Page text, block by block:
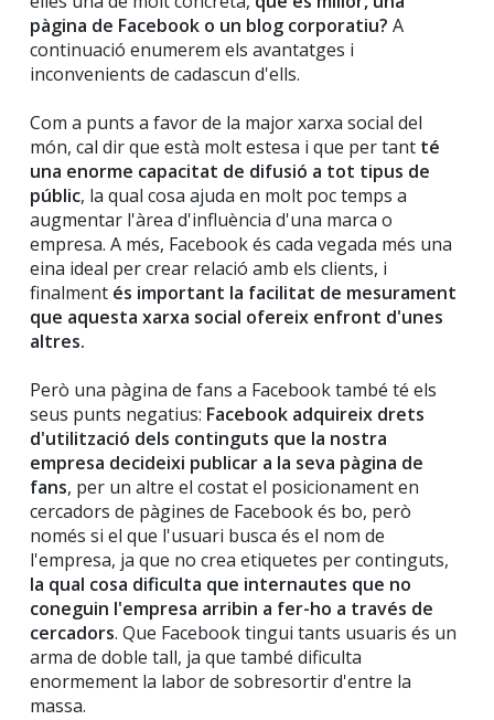
pàgina de Facebook o un blog corporatiu? A
continuació enumerem els avantatges i
inconvenients de cadascun d'ells.
Com a punts a favor de la major xarxa social del
món, cal dir que està molt estesa i que per tant té
una enorme capacitat de difusió a tot tipus de
públic, la qual cosa ajuda en molt poc temps a
augmentar l'àrea d'influència d'una marca o
empresa. A més, Facebook és cada vegada més una
eina ideal per crear relació amb els clients, i
finalment és important la facilitat de mesurament
que aquesta xarxa social ofereix enfront d'unes
altres.
Però una pàgina de fans a Facebook també té els
seus punts negatius: Facebook adquireix drets
d'utilització dels continguts que la nostra
empresa decideixi publicar a la seva pàgina de
fans, per un altre el costat el posicionament en
cercadors de pàgines de Facebook és bo, però
només si el que l'usuari busca és el nom de
l'empresa, ja que no crea etiquetes per continguts,
la qual cosa dificulta que internautes que no
coneguin l'empresa arribin a fer-ho a través de
cercadors. Que Facebook tingui tants usuaris és un
arma de doble tall, ja que també dificulta
enormement la labor de sobresortir d'entre la
massa.